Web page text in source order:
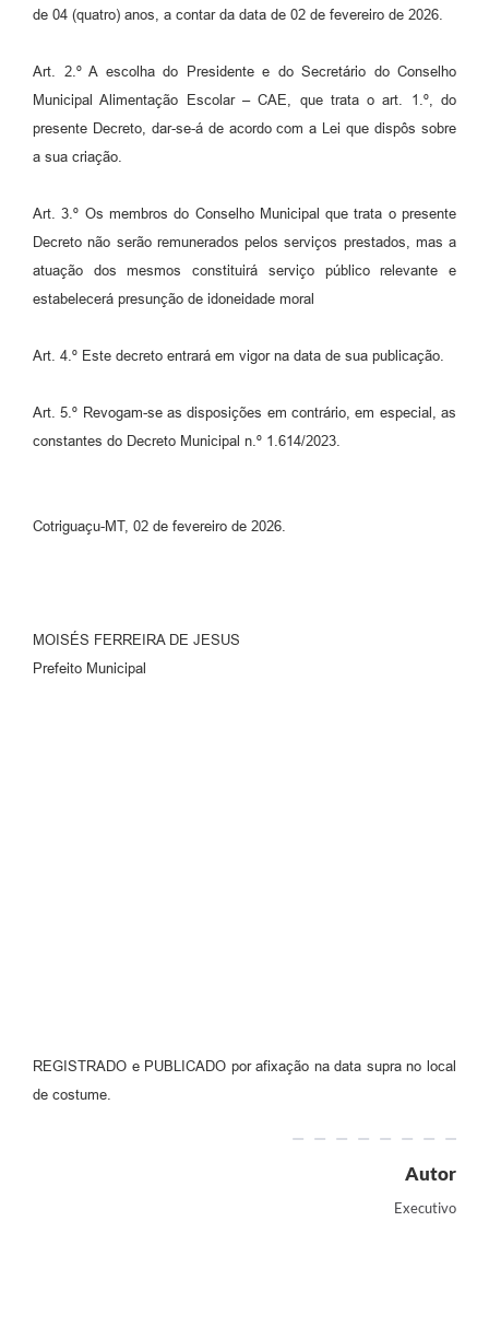
de 04 (quatro) anos, a contar da data de 02 de fevereiro de 2026.
Art. 2.º A escolha do Presidente e do Secretário do Conselho
Municipal Alimentação Escolar – CAE, que trata o art. 1.º, do
presente Decreto, dar-se-á de acordo com a Lei que dispôs sobre
a sua criação.
Art. 3.º Os membros do Conselho Municipal que trata o presente
Decreto não serão remunerados pelos serviços prestados, mas a
atuação dos mesmos constituirá serviço público relevante e
estabelecerá presunção de idoneidade moral
Art. 4.º Este decreto entrará em vigor na data de sua publicação.
Art. 5.º Revogam-se as disposições em contrário, em especial, as
constantes do Decreto Municipal n.º 1.614/2023.
Cotriguaçu-MT, 02 de fevereiro de 2026.
MOISÉS FERREIRA DE JESUS
Prefeito Municipal
REGISTRADO e PUBLICADO por afixação na data supra no local
de costume.
Autor
Executivo